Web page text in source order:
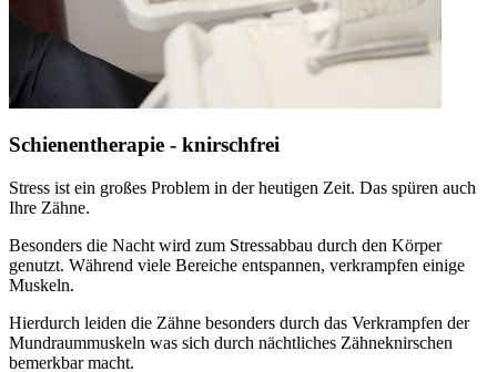
Schienentherapie - knirschfrei
Stress ist ein großes Problem in der heutigen Zeit. Das spüren auch
Ihre Zähne.
Besonders die Nacht wird zum Stressabbau durch den Körper
genutzt. Während viele Bereiche entspannen, verkrampfen einige
Muskeln.
Hierdurch leiden die Zähne besonders durch das Verkrampfen der
Mundraummuskeln was sich durch nächtliches Zähneknirschen
bemerkbar macht.